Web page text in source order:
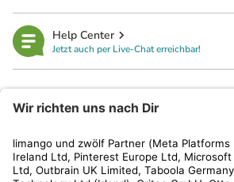
Help Center
Jetzt auch per Live-Chat erreichbar!
Kundenservice